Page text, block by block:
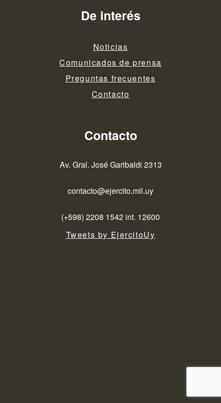
De interés
Noticias
Comunicados de prensa
Preguntas frecuentes
Contacto
Contacto
Av. Gral. José Garibaldi 2313
contacto@ejercito.mil.uy
(+598) 2208 1542 int. 12600
Tweets by EjercitoUy